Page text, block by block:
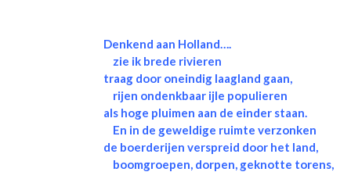
Denkend aan Holland….
zie ik brede rivieren
traag door oneindig laagland gaan,
rijen ondenkbaar ijle populieren
als hoge pluimen aan de einder staan.
En in de geweldige ruimte verzonken
de boerderijen verspreid door het land,
boomgroepen, dorpen, geknotte torens,